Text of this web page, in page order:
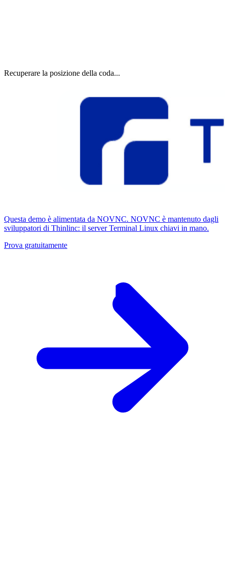
Recuperare la posizione della coda...
Questa demo è alimentata da NOVNC. NOVNC è mantenuto dagli
sviluppatori di Thinlinc: il server Terminal Linux chiavi in ​​mano.
Prova gratuitamente